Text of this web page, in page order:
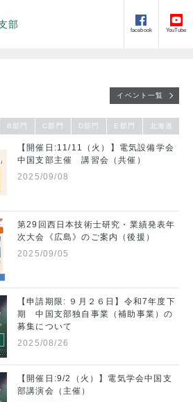
部
facebook YouTube
イベント一覧
B部門 C部門 D部門 E部門 北海道
【開催日:11/11（火）】電気設備学会
中国支部主催 講習会（共催）
2025/09/08
第29回西日本技術士研究・業績発表年
次大会《広島》のご案内（後援）
2025/09/05
【申請期限: ９月２６日】令和7年度下
期 中国支部独自事業（補助事業）の
募集について
2025/08/26
【開催日:9/2（火）】電気学会中国支
部講演会（主催）